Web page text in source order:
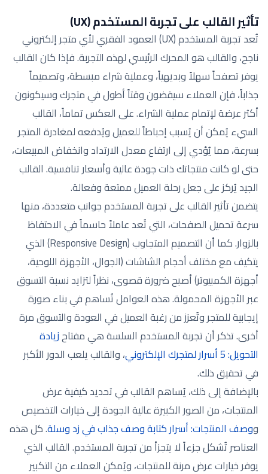
تأثير القالب على تجربة المستخدم (UX)
تُعد تجربة المستخدم (UX) العمود الفقري لأي متجر إلكتروني
ناجح، والقالب هو المحرك الرئيسي لهذه التجربة. فإذا كان القالب
يوفر تصفحاً سهلاً وبديهياً، وعملية شراء مبسطة، وتصميماً
جذاباً، فإن العملاء سيقضون وقتاً أطول في متجرك وسيكونون
أكثر عرضة لإتمام عملية الشراء. على العكس تماماً، القالب
السيء يُمكن أن يُسبب إحباطاً للعميل ويُدفعه لمغادرة المتجر
بسرعة، مما يُؤدي إلى ارتفاع معدل الارتداد وانخفاض المبيعات،
حتى لو كانت منتجاتك ذات جودة عالية وأسعار تنافسية. القالب
الجيد يُركز على جعل رحلة العميل ممتعة وفعالة.
يتضمن تأثير القالب على تجربة المستخدم جوانب متعددة، منها
سرعة تحميل الصفحات، التي تُعد عاملاً حاسماً في الاحتفاظ
بالزوار. كما أن التصميم المتجاوب (Responsive Design) الذي
يتكيف مع مختلف أحجام الشاشات (الجوال، الأجهزة اللوحية،
أجهزة الكمبيوتر) أصبح ضرورة قصوى، نظراً لتزايد نسبة التسوق
عبر الأجهزة المحمولة. هذه العوامل تُساهم في بناء صورة
إيجابية للمتجر وتُعزز من رغبة العميل في العودة والتسوق مرة
أخرى. تذكر أن تجربة المستخدم السلسة هي مفتاحزيادة
التحويل: 5 أسرار لمتجرك الإلكتروني
، والقالب يلعب الدور الأكبر
في تحقيق ذلك.
بالإضافة إلى ذلك، يُساهم القالب في تحديد كيفية عرض
المنتجات، من الصور الكبيرة عالية الجودة إلى خيارات التخصيص
ووصف المنتجات: أسرار كتابة وصف جذاب في زد وسلة. كل هذه
العناصر تُشكل جزءاً لا يتجزأ من تجربة المستخدم. القالب الذي
يوفر خيارات عرض مرنة للمنتجات، ويُمكن العملاء من التكبير